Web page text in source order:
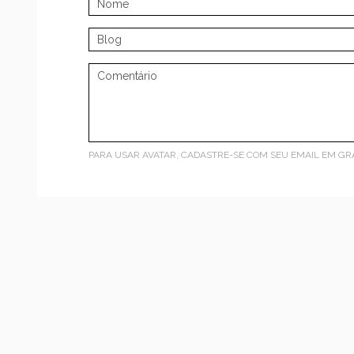
PARA USAR AVATAR, CADASTRE-SE COM SEU EMAIL EM